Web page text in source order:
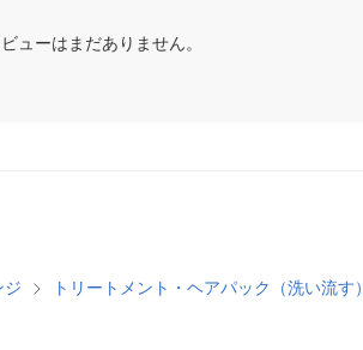
ューはまだありません。
ジ
トリートメント・ヘアパック（洗い流す）